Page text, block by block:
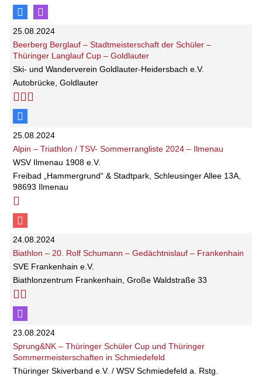
25.08.2024
Beerberg Berglauf – Stadtmeisterschaft der Schüler –
Thüringer Langlauf Cup – Goldlauter
Ski- und Wanderverein Goldlauter-Heidersbach e.V.
Autobrücke, Goldlauter
25.08.2024
Alpin – Triathlon / TSV- Sommerrangliste 2024 – Ilmenau
WSV Ilmenau 1908 e.V.
Freibad „Hammergrund“ & Stadtpark, Schleusinger Allee 13A,
98693 Ilmenau
24.08.2024
Biathlon – 20. Rolf Schumann – Gedächtnislauf – Frankenhain
SVE Frankenhain e.V.
Biathlonzentrum Frankenhain, Große Waldstraße 33
23.08.2024
Sprung&NK – Thüringer Schüler Cup und Thüringer
Sommermeisterschaften in Schmiedefeld
Thüringer Skiverband e.V. / WSV Schmiedefeld a. Rstg.